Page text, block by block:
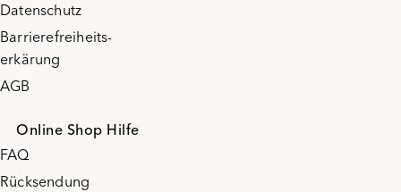
Datenschutz
Barrierefreiheits-
erkärung
AGB
Online Shop Hilfe
FAQ
Rücksendung